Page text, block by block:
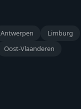
Antwerpen
Limburg
Oost-Vlaanderen